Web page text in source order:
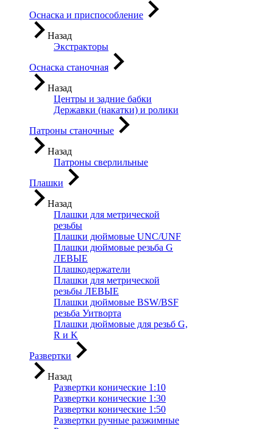
Оснаска и приспособление
Назад
Экстракторы
Оснаска станочная
Назад
Центры и задние бабки
Державки (накатки) и ролики
Патроны станочные
Назад
Патроны сверлильные
Плашки
Назад
Плашки для метрической
резьбы
Плашки дюймовые UNC/UNF
Плашки дюймовые резьба G
ЛЕВЫЕ
Плашкодержатели
Плашки для метрической
резьбы ЛЕВЫЕ
Плашки дюймовые BSW/BSF
резьба Уитворта
Плашки дюймовые для резьб G,
R и K
Развертки
Назад
Развертки конические 1:10
Развертки конические 1:30
Развертки конические 1:50
Развертки ручные разжимные